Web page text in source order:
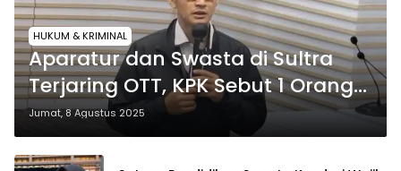
HUKUM & KRIMINAL
Aparatur dan Swasta di Sultra
Terjaring OTT, KPK Sebut 1 Orang
Masih Berlanjut di Sulsel
Jumat, 8 Agustus 2025